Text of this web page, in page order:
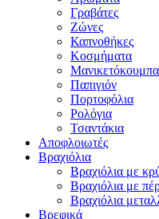
Γραβάτες
Ζώνες
Καπνοθήκες
Κοσμήματα
Μανικετόκουμπα
Παπιγιόν
Πορτοφόλια
Ρολόγια
Τσαντάκια
Αποφλοιωτές
Βραχιόλια
Βραχιόλια με
Βραχιόλια με
Βραχιόλια
Βρεφικά